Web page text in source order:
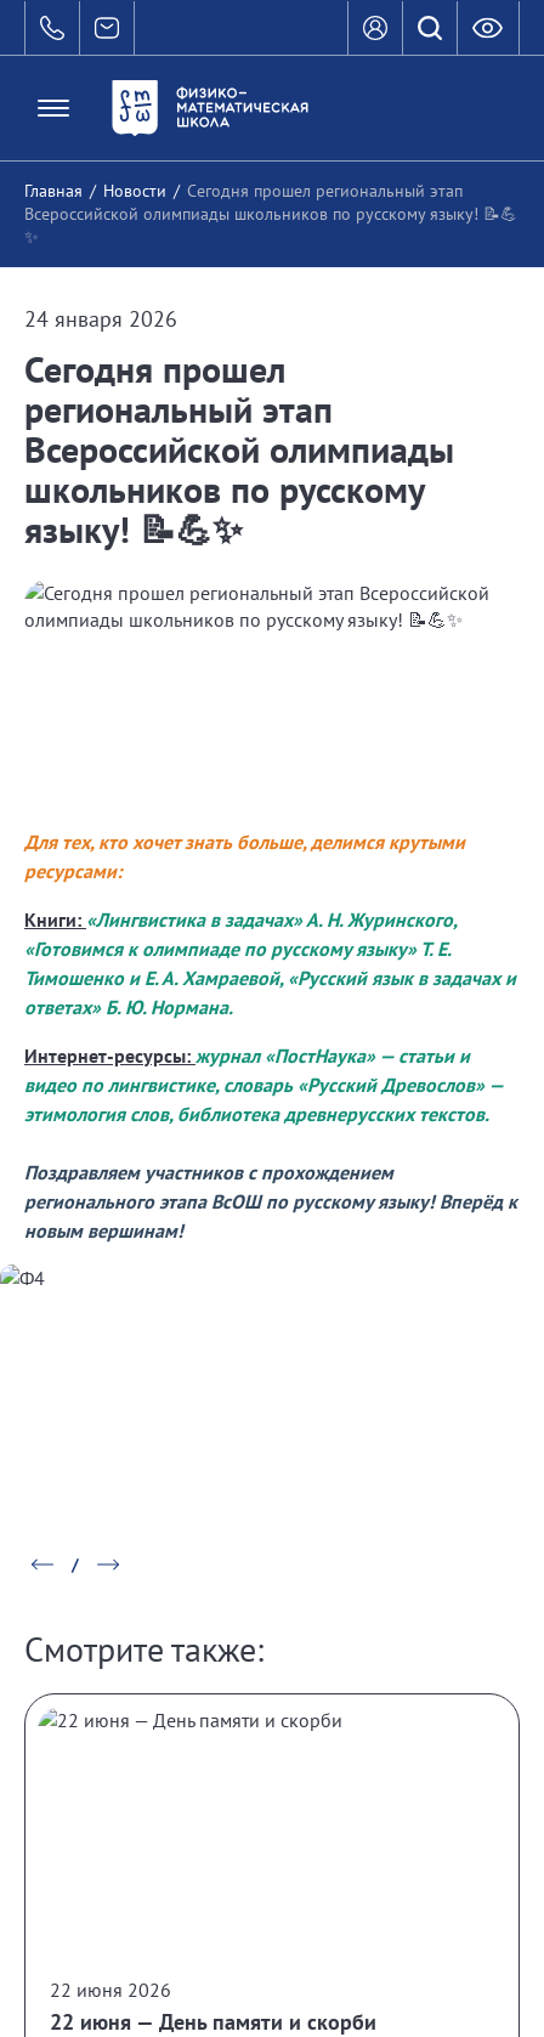
Главная / Новости / Сегодня прошел региональный этап
Всероссийской олимпиады школьников по русскому языку! 📝💪
✨
24 января 2026
Сегодня прошел
региональный этап
Всероссийской олимпиады
школьников по русскому
языку! 📝💪✨
Для тех, кто хочет знать больше, делимся крутыми
ресурсами:
Книги: «Лингвистика в задачах» А. Н. Журинского,
«Готовимся к олимпиаде по русскому языку» Т. Е.
Тимошенко и Е. А. Хамраевой, «Русский язык в задачах и
ответах» Б. Ю. Нормана.
Интернет-ресурсы: журнал «ПостНаука» — статьи и
видео по лингвистике, словарь «Русский Древослов» —
этимология слов, библиотека древнерусских текстов.
Поздравляем участников с прохождением
регионального этапа ВсОШ по русскому языку! Вперёд к
новым вершинам!
Смотрите также:
22 июня 2026
22 июня — День памяти и скорби